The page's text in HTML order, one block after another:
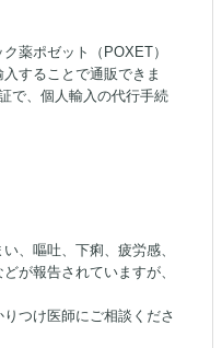
薬ポゼット（POXET）
することで通販できま
で、個人輸入の代行手続
、嘔吐、下痢、疲労感、
が報告されていますが、
つけ医師にご相談くださ